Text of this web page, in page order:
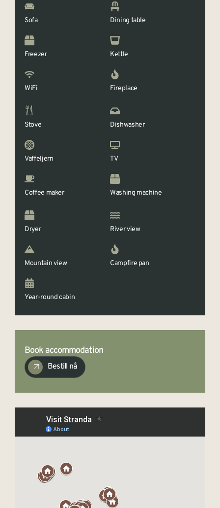
Sofa Dining table
Freezer Kettle
WiFi Fireplace
Stove Dishwasher
Vaffeljern TV
Coffee maker Washing machine
Dryer River view
Mountain view Campfire pan
Year-round cabin
Book accommodation
Bestill nå